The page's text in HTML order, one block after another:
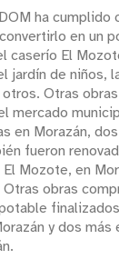
ha cumplido
en un
caserío El
jardín de niños,
Otras
mercado
en Morazán,
fueron
Mozote, en
obras
y dos más